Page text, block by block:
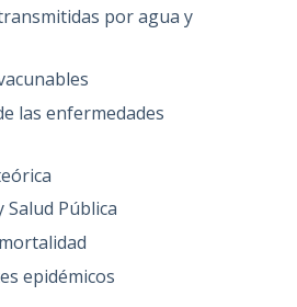
por agua y
las enfermedades
Salud Pública
epidémicos